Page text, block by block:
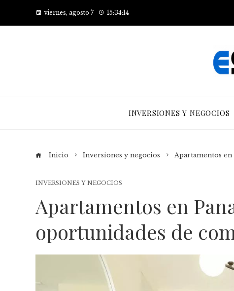
viernes, agosto 7 15:34:15
INVERSIONES Y NEGOCIOS
Inicio Inversiones y negocios Apartamentos
INVERSIONES Y NEGOCIOS
Apartamentos en
oportunidades de